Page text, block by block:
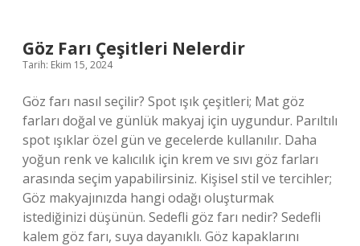
Göz Farı Çeşitleri Nelerdir
Tarih: Ekim 15, 2024
Göz farı nasıl seçilir? Spot ışık çeşitleri; Mat göz
farları doğal ve günlük makyaj için uygundur. Parıltılı
spot ışıklar özel gün ve gecelerde kullanılır. Daha
yoğun renk ve kalıcılık için krem ​​ve sıvı göz farları
arasında seçim yapabilirsiniz. Kişisel stil ve tercihler;
Göz makyajınızda hangi odağı oluşturmak
istediğinizi düşünün. Sedefli göz farı nedir? Sedefli
kalem göz farı, suya dayanıklı. Göz kapaklarını